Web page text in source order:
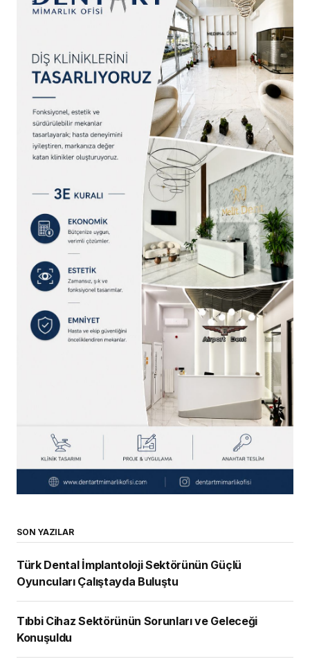
SON YAZILAR
Türk Dental İmplantoloji Sektörünün Güçlü
Oyuncuları Çalıştayda Buluştu
Tıbbi Cihaz Sektörünün Sorunları ve Geleceği
Konuşuldu